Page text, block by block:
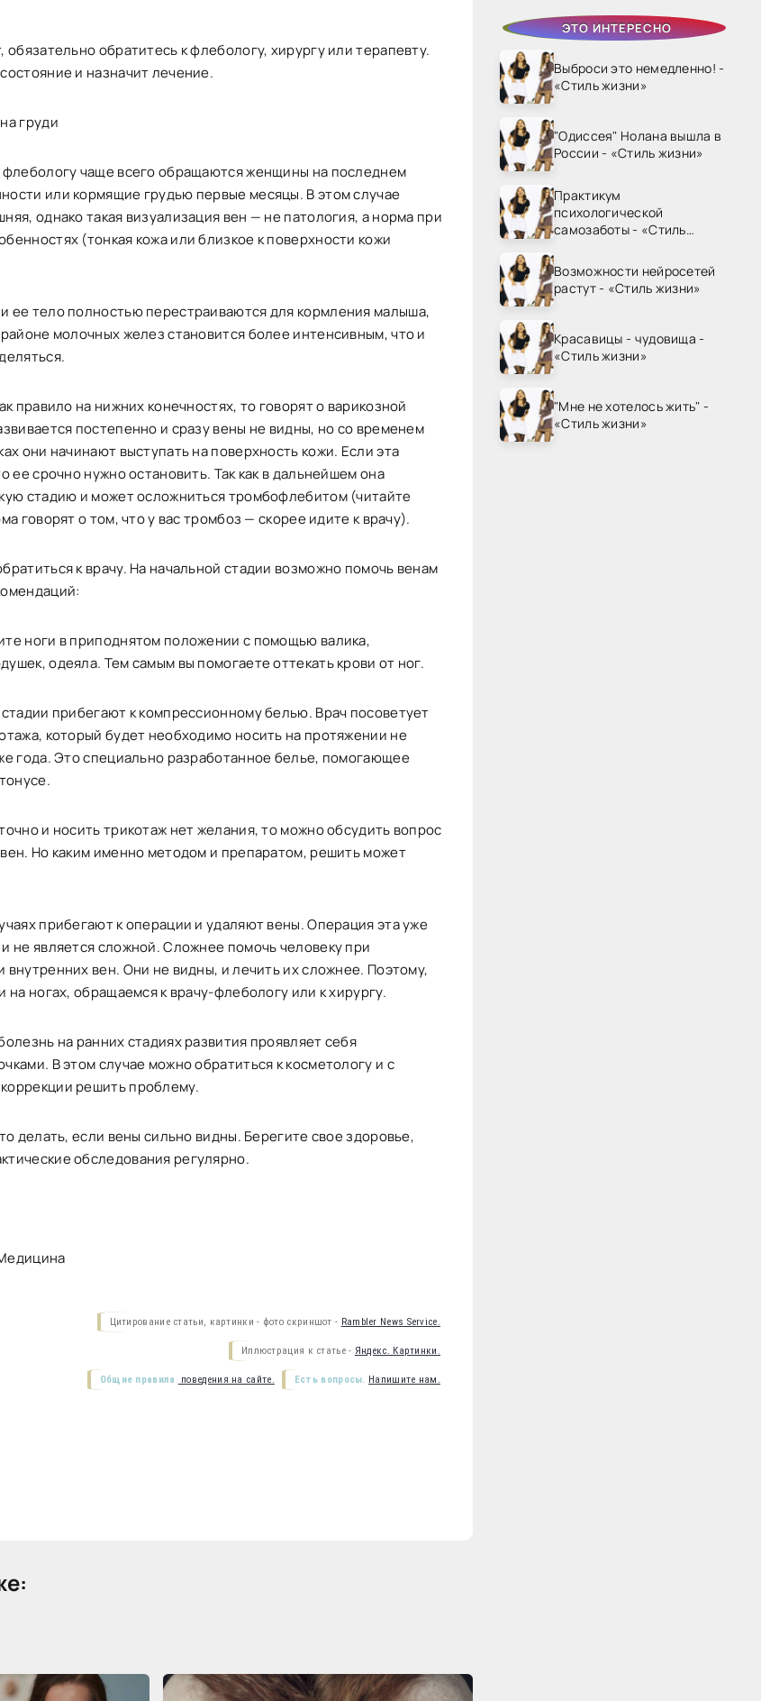
обязательно обратитесь к флебологу, хирургу или терапевту.
и назначит лечение.
груди
чаще всего обращаются женщины на последнем
или кормящие грудью первые месяцы. В этом случае
однако такая визуализация вен — не патология, а норма при
(тонкая кожа или близкое к поверхности кожи
ее тело полностью перестраиваются для кормления малыша,
молочных желез становится более интенсивным, что и
правило на нижних конечностях, то говорят о варикозной
постепенно и сразу вены не видны, но со временем
они начинают выступать на поверхность кожи. Если эта
ее срочно нужно остановить. Так как в дальнейшем она
стадию и может осложниться тромбофлебитом (читайте
говорят о том, что у вас тромбоз — скорее идите к врачу).
к врачу. На начальной стадии возможно помочь венам
ноги в приподнятом положении с помощью валика,
одеяла. Тем самым вы помогаете оттекать крови от ног.
прибегают к компрессионному белью. Врач посоветует
который будет необходимо носить на протяжении не
года. Это специально разработанное белье, помогающее
и носить трикотаж нет желания, то можно обсудить вопрос
Но каким именно методом и препаратом, решить может
прибегают к операции и удаляют вены. Операция эта уже
не является сложной. Сложнее помочь человеку при
внутренних вен. Они не видны, и лечить их сложнее. Поэтому,
на ногах, обращаемся к врачу-флебологу или к хирургу.
на ранних стадиях развития проявляет себя
В этом случае можно обратиться к косметологу и с
решить проблему.
делать, если вены сильно видны. Берегите свое здоровье,
обследования регулярно.
Цитирование статьи, картинки - фото скриншот - Rambler News Service.
Иллюстрация к статье - Яндекс. Картинки.
Есть вопросы. Напишите нам.
Общие правила поведения на сайте.
ЭТО ИНТЕРЕСНО
Выброси это немедленно! -
«Стиль жизни»
"Одиссея" Нолана вышла в
России - «Стиль жизни»
Практикум
психологической
самозаботы - «Стиль
Возможности нейросетей
растут - «Стиль жизни»
Красавицы - чудовища -
«Стиль жизни»
"Мне не хотелось жить" -
«Стиль жизни»